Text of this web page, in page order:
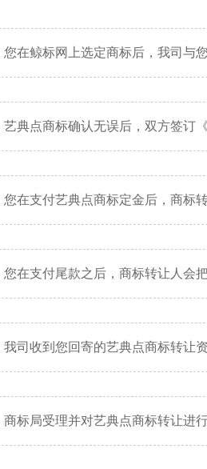
您在鲸标网上选定商标后，我司与
艺典点商标确认无误后，双方签订
您在支付艺典点商标定金后，商标
您在支付尾款之后，商标转让人会
我司收到您回寄的艺典点商标转让
商标局受理并对艺典点商标转让进